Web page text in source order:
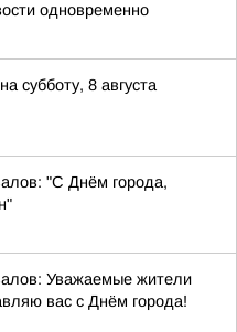
одновременно
субботу, 8 августа
"С Днём города,
Уважаемые жители
вас с Днём города!